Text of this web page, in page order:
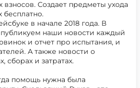
взносов. Создает предметы ухода
бесплатно.
в начале 2018 года. В
наши новости каждый
и отчет про испытания, и
А также новости о
сборах и затратах.
помощь нужна была